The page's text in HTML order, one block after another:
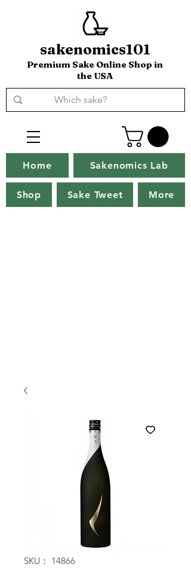
sakenomics101
Premium Sake Online Shop in
the USA
Home Sakenomics Lab
Shop Sake Tweet More
SKU： 14866